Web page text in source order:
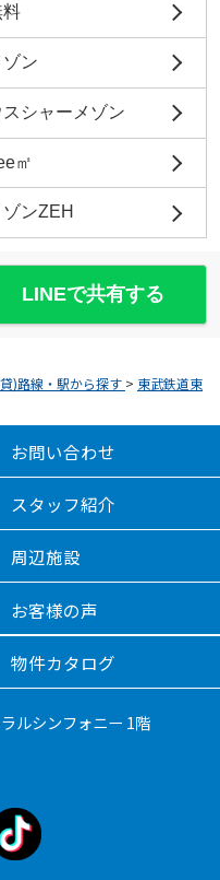
料
ゾン
スシャーメゾン
㎡
ンZEH
LINEで共有する
)路線・駅から探す > 東武鉄道東
お問い合わせ
スタッフ紹介
周辺施設
お客様の声
物件カタログ
ルシンフォニー 1階